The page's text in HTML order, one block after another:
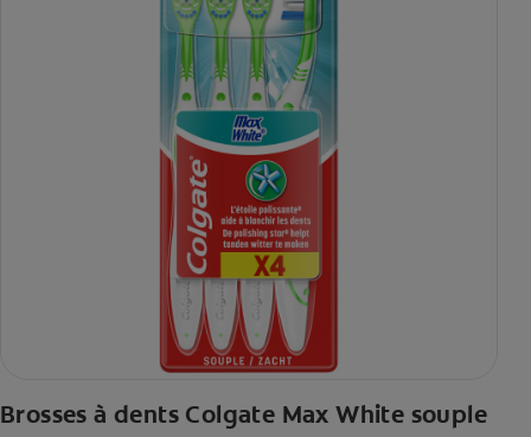
Brosses à dents Colgate Max White souple